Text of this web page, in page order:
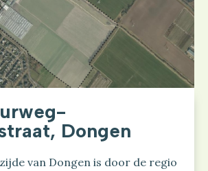
Dongen
van Dongen is door de regio